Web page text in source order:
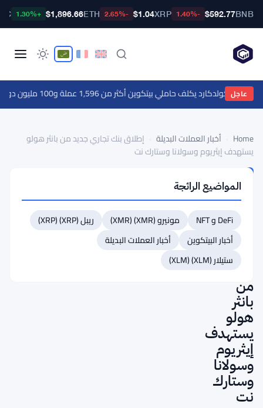
BNB
$592.77
-1.40%
XRP
$1.04
-2.65%
ETH
$1,896.66
+1.30%
عاجل
كولدكارد يكلف حاملي بيتكوين أكثر من 1,596 عملة و100 مليون دولار
Home أخبار العملات البديلة
إطلاق بنك تجاري جديد من بانثر هولو
يستهدف إيثريوم وسولانا وستارك نت
العملات
البديلة
إطلاق
بنك
تجاري
جديد
من
بانثر
هولو
يستهدف
إيثريوم
وسولانا
وستارك
نت
المواضيع الرائجة
DeFi و NFT مونيرو (XMR) (XMR)
ريبل (XRP) (XRP)
أخبار البيتكوين
أخبار العملات البديلة
ستيلار (XLM) (XLM)